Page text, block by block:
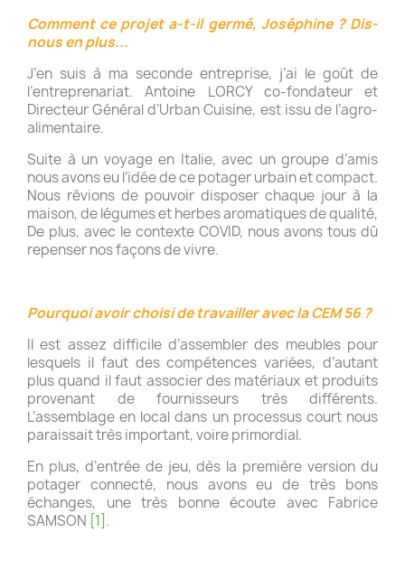
Comment ce projet a-t-il germé, Joséphine ? Dis-
nous en plus...
J’en suis à ma seconde entreprise, j’ai le goût de
l’entreprenariat. Antoine LORCY co-fondateur et
Directeur Général d’Urban Cuisine, est issu de l’agro-
alimentaire.
Suite à un voyage en Italie, avec un groupe d’amis
nous avons eu l’idée de ce potager urbain et compact.
Nous rêvions de pouvoir disposer chaque jour à la
maison, de légumes et herbes aromatiques de qualité,
De plus, avec le contexte COVID, nous avons tous dû
repenser nos façons de vivre.
Pourquoi avoir choisi de travailler avec la CEM 56 ?
Il est assez difficile d’assembler des meubles pour
lesquels il faut des compétences variées, d’autant
plus quand il faut associer des matériaux et produits
provenant de fournisseurs très différents.
L’assemblage en local dans un processus court nous
paraissait très important, voire primordial.
En plus, d’entrée de jeu, dès la première version du
potager connecté, nous avons eu de très bons
échanges, une très bonne écoute avec Fabrice
SAMSON [1] .